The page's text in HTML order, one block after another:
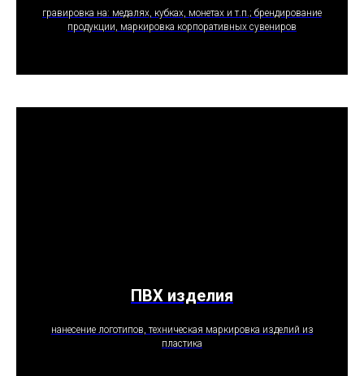
гравировка на: медалях, кубках, монетах и т.п.; брендирование
продукции, маркировка корпоративных сувениров
ПОЛУЧИТЬ ПРЕДЛОЖЕНИЕ
ПВХ изделия
нанесение логотипов, техническая маркировка изделий из
пластика
ПОЛУЧИТЬ ПРЕДЛОЖЕНИЕ